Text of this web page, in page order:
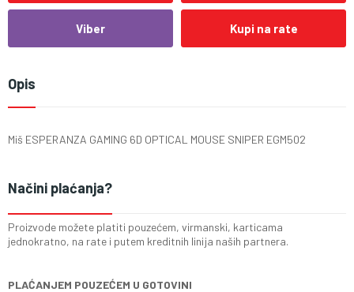
Viber Kupi na rate
Opis
Miš ESPERANZA GAMING 6D OPTICAL MOUSE SNIPER EGM502
Načini plaćanja?
Proizvode možete platiti pouzećem, virmanski, karticama
jednokratno, na rate i putem kreditnih linija naših partnera.
PLAĆANJEM POUZEĆEM U GOTOVINI